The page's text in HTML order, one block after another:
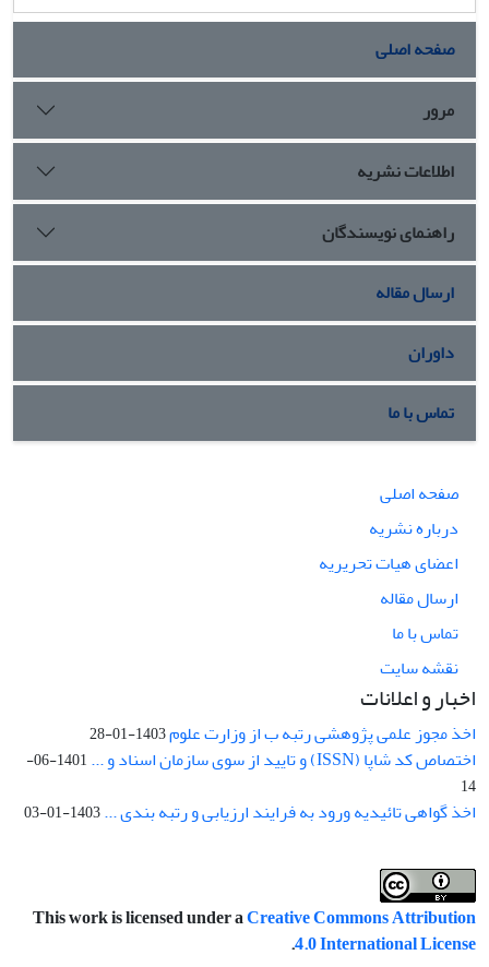
صفحه اصلی
مرور
اطلاعات نشریه
راهنمای نویسندگان
ارسال مقاله
داوران
تماس با ما
صفحه اصلی
درباره نشریه
اعضای هیات تحریریه
ارسال مقاله
تماس با ما
نقشه سایت
اخبار و اعلانات
اخذ مجوز علمی پژوهشی رتبه ب از وزارت علوم1403-01-28
اختصاص کد شاپا (ISSN) و تایید از سوی سازمان اسناد و ...
1401-06-
14
اخذ گواهی تائیدیه ورود به فرایند ارزیابی و رتبه بندی ...1403-01-03
This work is licensed under aCreative Commons Attribution
4.0 International License
.